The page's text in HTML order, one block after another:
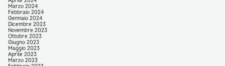
Marzo 2024
Febbraio 2024
Gennaio 2024
Dicembre 2023
Novembre 2023
Ottobre 2023
Giugno 2023
Maggio 2023
Aprile 2023
Marzo 2023